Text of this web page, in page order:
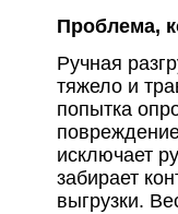
Проблема,
Ручная
тяжело и
попытка
исключает
забирает
выгрузки.